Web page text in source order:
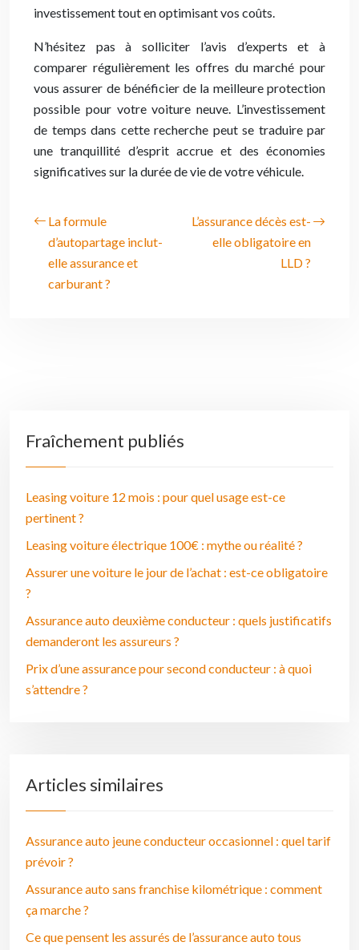
investissement tout en optimisant vos coûts.
N’hésitez pas à solliciter l’avis d’experts et à
comparer régulièrement les offres du marché pour
vous assurer de bénéficier de la meilleure protection
possible pour votre voiture neuve. L’investissement
de temps dans cette recherche peut se traduire par
une tranquillité d’esprit accrue et des économies
significatives sur la durée de vie de votre véhicule.
La formule
d’autopartage inclut-
elle assurance et
carburant ?
L’assurance décès est-
elle obligatoire en
LLD ?
Fraîchement publiés
Leasing voiture 12 mois : pour quel usage est-ce
pertinent ?
Leasing voiture électrique 100€ : mythe ou réalité ?
Assurer une voiture le jour de l’achat : est-ce obligatoire
?
Assurance auto deuxième conducteur : quels justificatifs
demanderont les assureurs ?
Prix d’une assurance pour second conducteur : à quoi
s’attendre ?
Articles similaires
Assurance auto jeune conducteur occasionnel : quel tarif
prévoir ?
Assurance auto sans franchise kilométrique : comment
ça marche ?
Ce que pensent les assurés de l’assurance auto tous